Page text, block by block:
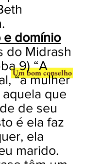
Um bom conselho
e domínio
do Midrash
9) “A
“a mulher
aquela que
de seu
é ela faz
ela
marido.